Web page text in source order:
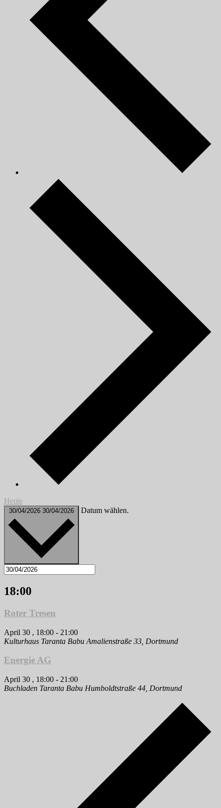
Heute
30/04/2026 30/04/2026 Datum wählen.
18:00
Roter Tresen
April 30 , 18:00 - 21:00
Kulturhaus Taranta Babu Amalienstraße 33, Dortmund
Energie AG
April 30 , 18:00 - 21:00
Buchladen Taranta Babu Humboldtstraße 44, Dortmund